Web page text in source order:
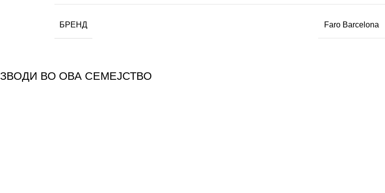
БРЕНД Faro Barcelona
ВО ОВА СЕМЕЈСТВО